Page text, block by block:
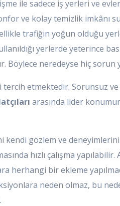
ile sadece iş yerleri ve
ve kolay temizlik imkânı
trafiğin yoğun olduğu
yerlerde yeterince
Böylece neredeyse hiç sorun
tercih etmektedir. Sorunsuz
arasında lider
kendi gözlem ve
hızlı çalışma yapılabilir.
herhangi bir ekleme
neden olmaz, bu